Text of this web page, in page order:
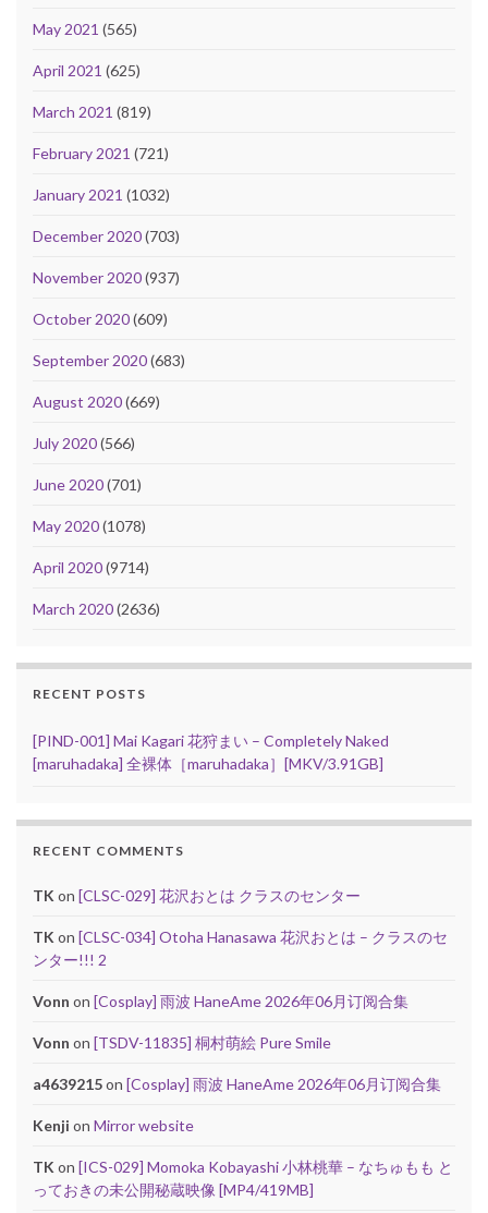
May 2021 (565)
April 2021 (625)
March 2021 (819)
February 2021 (721)
January 2021 (1032)
December 2020(703)
November 2020(937)
October 2020(609)
September 2020(683)
August 2020(669)
July 2020(566)
June 2020(701)
May 2020(1078)
April 2020(9714)
March 2020(2636)
RECENT POSTS
[PIND-001] Mai Kagari 花狩まい – Completely Naked
[maruhadaka] 全裸体［maruhadaka］[MKV/3.91GB]
RECENT COMMENTS
TK on [CLSC-029] 花沢おとは クラスのセンター
TK on [CLSC-034] Otoha Hanasawa 花沢おとは – クラスのセ
ンター!!! 2
Vonn on [Cosplay] 雨波 HaneAme 2026年06月订阅合集
Vonn on [TSDV-11835] 桐村萌絵 Pure Smile
a4639215on [Cosplay] 雨波 HaneAme 2026年06月订阅合集
Kenji on Mirror website
TK on [ICS-029] Momoka Kobayashi 小林桃華 – なちゅもも と
っておきの未公開秘蔵映像 [MP4/419MB]